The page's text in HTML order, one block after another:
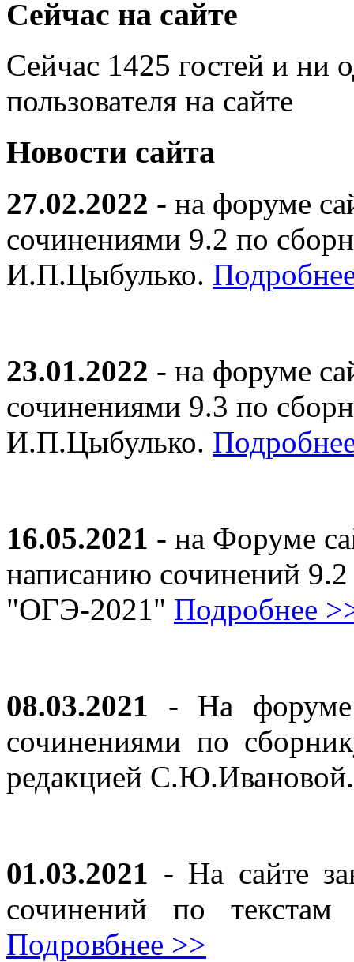
Сейчас на сайте
Сейчас 1425 гостей и ни
пользователя на сайте
Новости сайта
27.02.2022 - на форуме
сочинениями 9.2 по
И.П.Цыбулько.
23.01.2022 - на форуме
сочинениями 9.3 по
И.П.Цыбулько.
16.05.2021 - на Форуме
написанию сочинений
"ОГЭ-2021" Подробнее
08.03.2021 - На форуме
сочинениями по
редакцией
01.03.2021 - На сайте
сочинений по
Подровбнее >>